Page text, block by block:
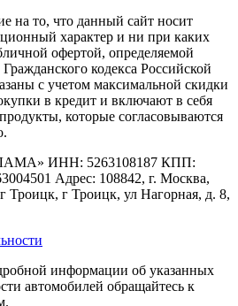
на то, что данный сайт носит
характер и ни при каких
офертой, определяемой
кодекса Российской
с учетом максимальной скидки
в кредит и включают в себя
которые согласовываются
ИНН: 5263108187 КПП:
Адрес: 108842, г. Москва,
Троицк, г Троицк, ул Нагорная, д. 8,
информации об указанных
автомобилей обращайтесь к